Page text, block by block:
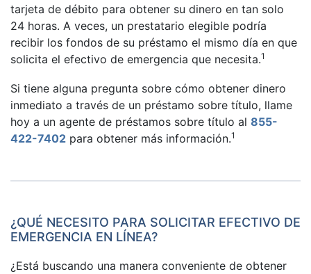
tarjeta de débito para obtener su dinero en tan solo
24 horas. A veces, un prestatario elegible podría
recibir los fondos de su préstamo el mismo día en que
solicita el efectivo de emergencia que necesita.1
Si tiene alguna pregunta sobre cómo obtener dinero
inmediato a través de un préstamo sobre título, llame
hoy a un agente de préstamos sobre título al 855-
422-7402 para obtener más información.1
¿QUÉ NECESITO PARA SOLICITAR EFECTIVO DE
EMERGENCIA EN LÍNEA?
¿Está buscando una manera conveniente de obtener